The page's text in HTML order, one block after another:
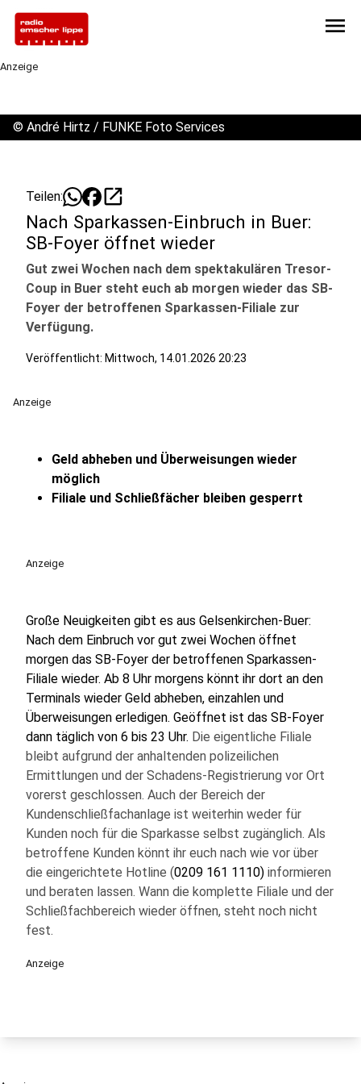
menu
Anzeige
© André Hirtz / FUNKE Foto Services
Teilen: open_in_new
Nach Sparkassen-Einbruch in Buer:
SB-Foyer öffnet wieder
Gut zwei Wochen nach dem spektakulären Tresor-
Coup in Buer steht euch ab morgen wieder das SB-
Foyer der betroffenen Sparkassen-Filiale zur
Verfügung.
Veröffentlicht: Mittwoch, 14.01.2026 20:23
Anzeige
Geld abheben und Überweisungen wieder
möglich
Filiale und Schließfächer bleiben gesperrt
Anzeige
Große Neuigkeiten gibt es aus Gelsenkirchen-Buer:
Nach dem Einbruch vor gut zwei Wochen öffnet
morgen das SB-Foyer der betroffenen Sparkassen-
Filiale wieder. Ab 8 Uhr morgens könnt ihr dort an den
Terminals wieder Geld abheben, einzahlen und
Überweisungen erledigen. Geöffnet ist das SB-Foyer
dann täglich von 6 bis 23 Uhr. Die eigentliche Filiale
bleibt aufgrund der anhaltenden polizeilichen
Ermittlungen und der Schadens-Registrierung vor Ort
vorerst geschlossen. Auch der Bereich der
Kundenschließfachanlage ist weiterhin weder für
Kunden noch für die Sparkasse selbst zugänglich. Als
betroffene Kunden könnt ihr euch nach wie vor über
die eingerichtete Hotline (0209 161 1110) informieren
und beraten lassen. Wann die komplette Filiale und der
Schließfachbereich wieder öffnen, steht noch nicht
fest.
Anzeige